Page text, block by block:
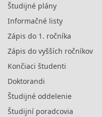
Študijné plány
Informačné listy
Zápis do 1. ročníka
Zápis do vyšších ročníkov
Končiaci študenti
Doktorandi
Študijné oddelenie
Študijní poradcovia